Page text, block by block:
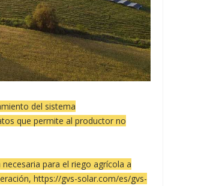
del sistema
que permite al productor no
para el riego agrícola a
https://gvs-solar.com/es/gvs-